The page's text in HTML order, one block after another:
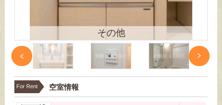
その他
For Rent 空室情報